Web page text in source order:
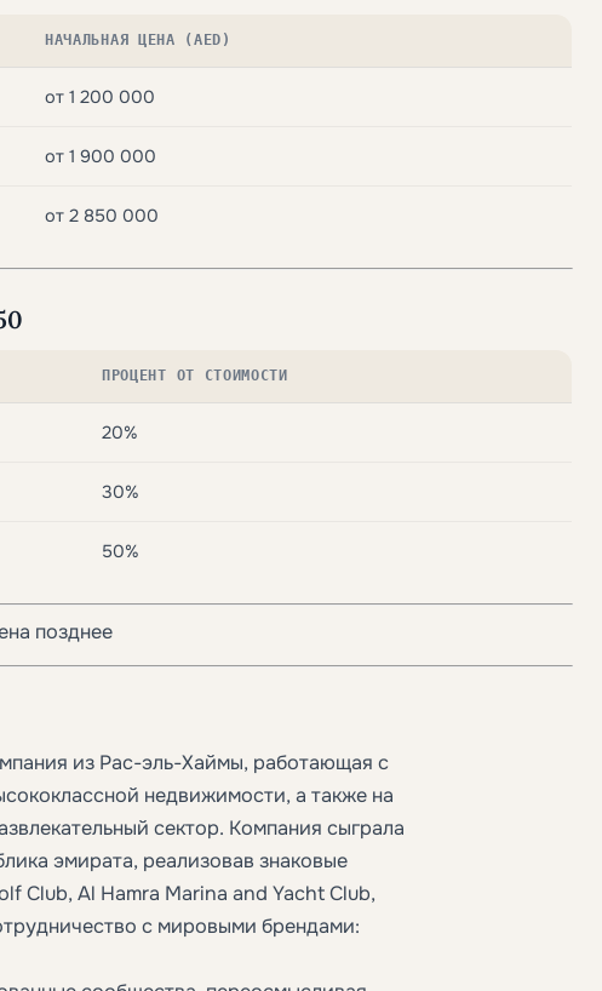
НАЧАЛЬНАЯ ЦЕНА (AED)
от 1 200 000
от 1 900 000
от 2 850 000
ПРОЦЕНТ ОТ СТОИМОСТИ
20%
30%
50%
позднее
из Рас-эль-Хаймы, работающая с
недвижимости, а также на
сектор. Компания сыграла
эмирата, реализовав знаковые
Club, Al Hamra Marina and Yacht Club,
с мировыми брендами: